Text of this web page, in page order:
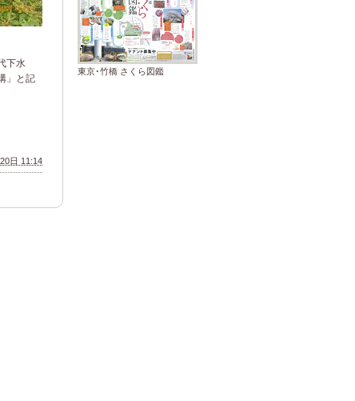
下水
」と記
日 11:14
東京･竹橋 さくら図鑑